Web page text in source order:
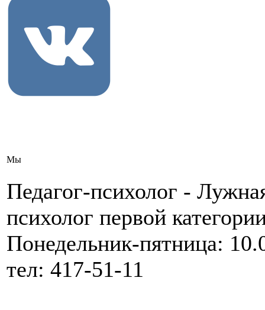
Мы
Педагог-психолог -
психолог первой
Понедельник-пятница:
тел: 417-51-11